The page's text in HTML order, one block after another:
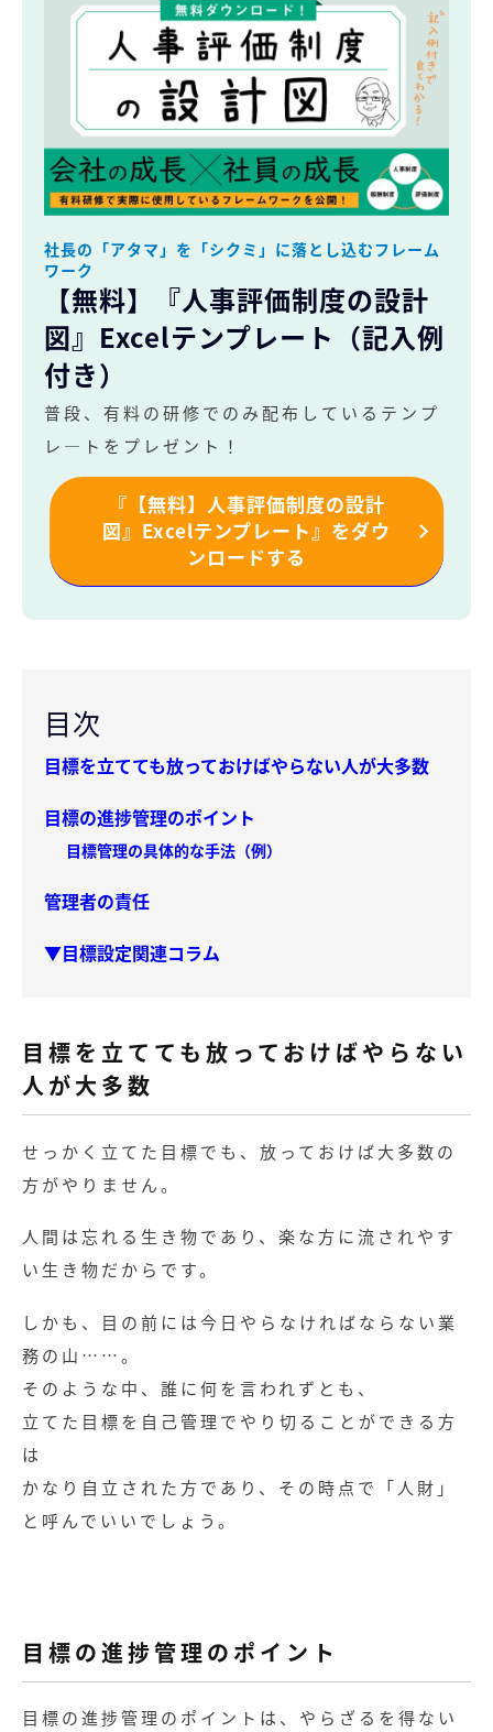
社長の「アタマ」を「シクミ」に落とし込むフレーム
ワーク
【無料】『人事評価制度の設計
図』Excelテンプレート（記入例
付き）
普段、有料の研修でのみ配布しているテンプ
レ―トをプレゼント！
『【無料】人事評価制度の設計
図』Excelテンプレート』をダウ
ンロードする
目次
目標を立てても放っておけばやらない人が大多数
目標の進捗管理のポイント
目標管理の具体的な手法（例）
管理者の責任
▼目標設定関連コラム
目標を立てても放っておけばやらない
人が大多数
せっかく立てた目標でも、放っておけば大多数の
方がやりません。
人間は忘れる生き物であり、楽な方に流されやす
い生き物だからです。
しかも、目の前には今日やらなければならない業
務の山……。
そのような中、誰に何を言われずとも、
立てた目標を自己管理でやり切ることができる方
は
かなり自立された方であり、その時点で「人財」
と呼んでいいでしょう。
目標の進捗管理のポイント
目標の進捗管理のポイントは、やらざるを得ない